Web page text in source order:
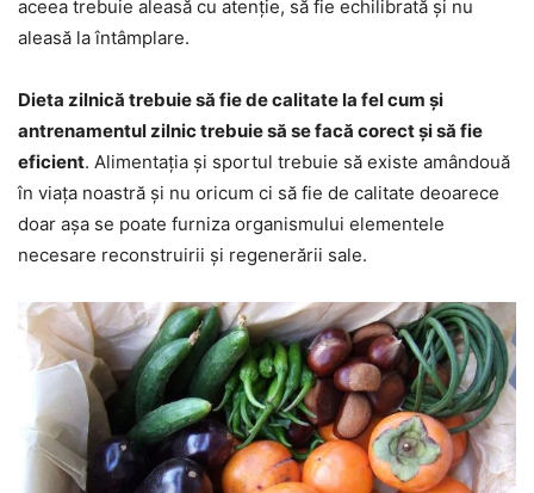
aceea trebuie aleasă cu atenție, să fie echilibrată și nu
aleasă la întâmplare.
Dieta zilnică trebuie să fie de calitate la fel cum și
antrenamentul zilnic trebuie să se facă corect și să fie
eficient. Alimentația și sportul trebuie să existe amândouă
în viața noastră și nu oricum ci să fie de calitate deoarece
doar așa se poate furniza organismului elementele
necesare reconstruirii și regenerării sale.